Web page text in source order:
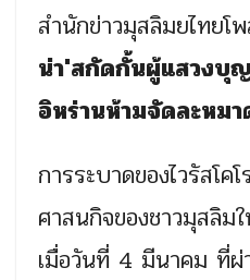
สำนักข่าวมุสลิมยไทยโ
น่า'สกัดกั้นผู้แสวงบุ
อิหร่านห้ามจัดละหม
การระบาดของไวรัสโ
ศาสนกิจของชาวมุสลิม
เมื่อวันที่ 4 มีนาคม ที่ผ่